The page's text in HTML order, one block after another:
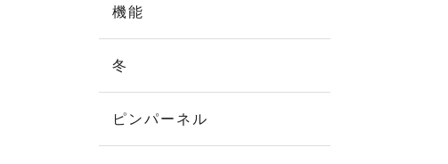
機能
冬
ピンパーネル